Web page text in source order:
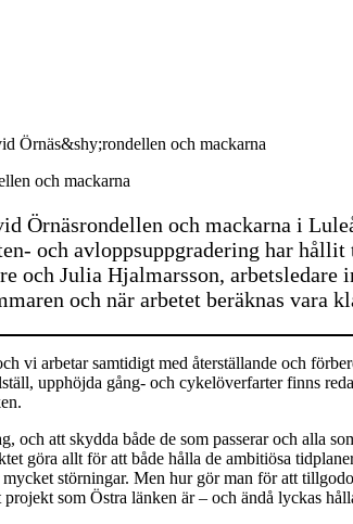
Örnäs&shy;rondellen och mackarna
och mackarna
Örnäsrondellen och mackarna i
och avloppsuppgradering har
och Julia Hjalmarsson, arbetsledare
och när arbetet beräknas vara
vi arbetar samtidigt med återställande och
upphöjda gång- och cykelöverfarter finns
och att skydda både de som passerar och alla
göra allt för att både hålla de ambitiösa
störningar. Men hur gör man för att
som Östra länken är – och ändå lyckas